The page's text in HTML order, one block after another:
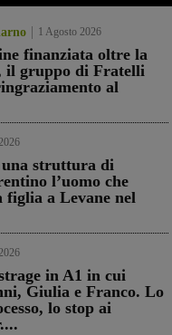
1 Agosto 2026
finanziata oltre la
il gruppo di Fratelli
al
una struttura di
l’uomo che
figlia a Levane nel
in A1 in cui
Giulia e Franco. Lo
lo stop ai